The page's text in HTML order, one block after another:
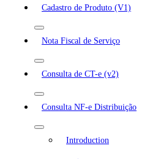
Cadastro de Produto (V1)
Nota Fiscal de Serviço
Consulta de CT-e (v2)
Consulta NF-e Distribuição
Introduction